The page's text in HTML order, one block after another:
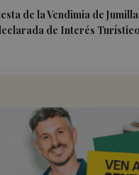
de la Vendimia de
de Interés